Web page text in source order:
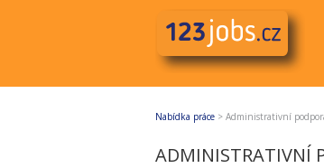
Nabídka práce > Administrativní
ADMINISTRATIVNÍ